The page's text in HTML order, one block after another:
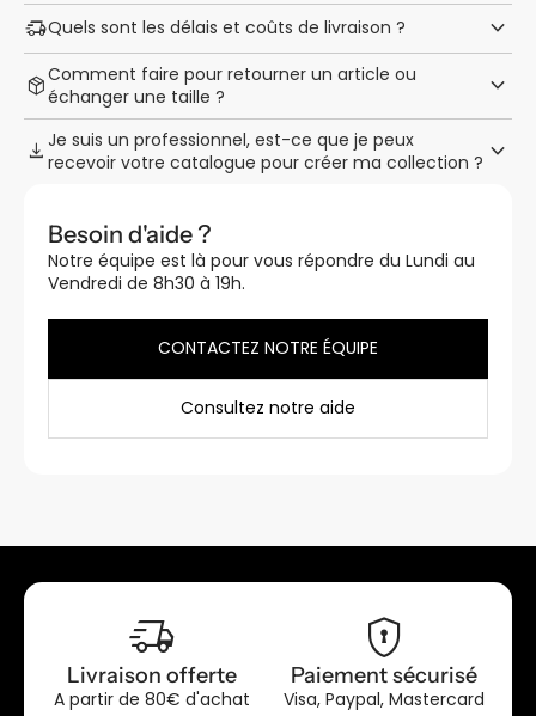
Besoin d'aide ?
Notre équipe est là pour vous répondre du Lundi au
Vendredi de 8h30 à 19h.
CONTACTEZ NOTRE ÉQUIPE
Consultez notre aide
delivery_truck_speedQuels sont les délais et coûts de livraison ? keyboard_arrow_down
package_2Comment faire pour retourner un article ou
échanger une taille ?
keyboard_arrow_down
download Je suis un professionnel, est-ce que je peux
recevoir votre catalogue pour créer ma collection ? keyboard_arrow_down
delivery_truck_speed
Livraison offerte
A partir de 80€ d'achat
encrypted
Paiement sécurisé
Visa, Paypal, Mastercard